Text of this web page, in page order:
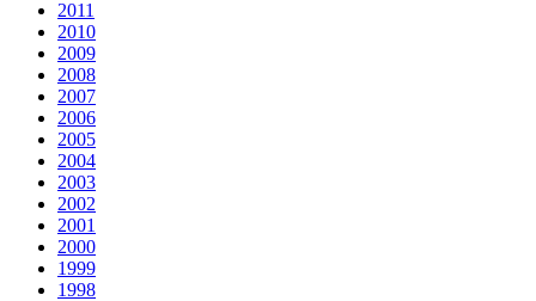
2011
2010
2009
2008
2007
2006
2005
2004
2003
2002
2001
2000
1999
1998